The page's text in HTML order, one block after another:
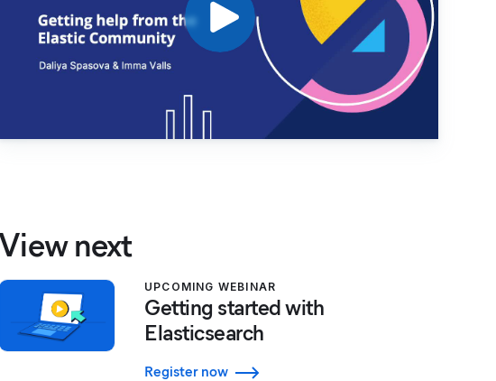
next
UPCOMING WEBINAR
Getting started with
Elasticsearch
Register now